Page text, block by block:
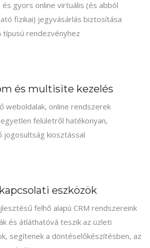
és gyors online virtuális (és abból
fizikai) jegyvásárlás biztosítása
típusú rendezvényhez
és multisite kezelés
weboldalak, online rendszerek
felületről hatékonyan,
jogosultság kiosztással
eszközök
felhő alapú CRM rendszereink
és átláthatóvá teszik az üzleti
segítenek a döntéselőkészítésben, az